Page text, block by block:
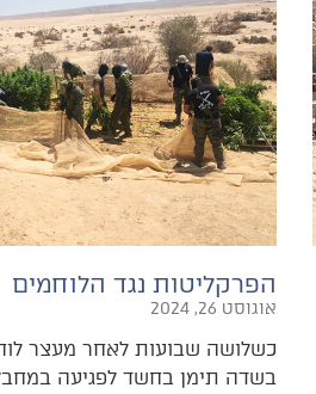
הפרקליטות נגד הלוחמים
אוגוסט 26, 2024